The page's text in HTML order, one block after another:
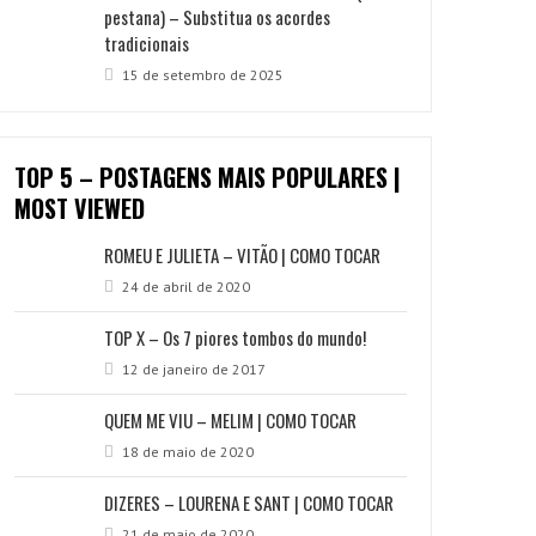
pestana) – Substitua os acordes
tradicionais
15 de setembro de 2025
TOP 5 – POSTAGENS MAIS POPULARES |
MOST VIEWED
ROMEU E JULIETA – VITÃO | COMO TOCAR
24 de abril de 2020
TOP X – Os 7 piores tombos do mundo!
12 de janeiro de 2017
QUEM ME VIU – MELIM | COMO TOCAR
18 de maio de 2020
DIZERES – LOURENA E SANT | COMO TOCAR